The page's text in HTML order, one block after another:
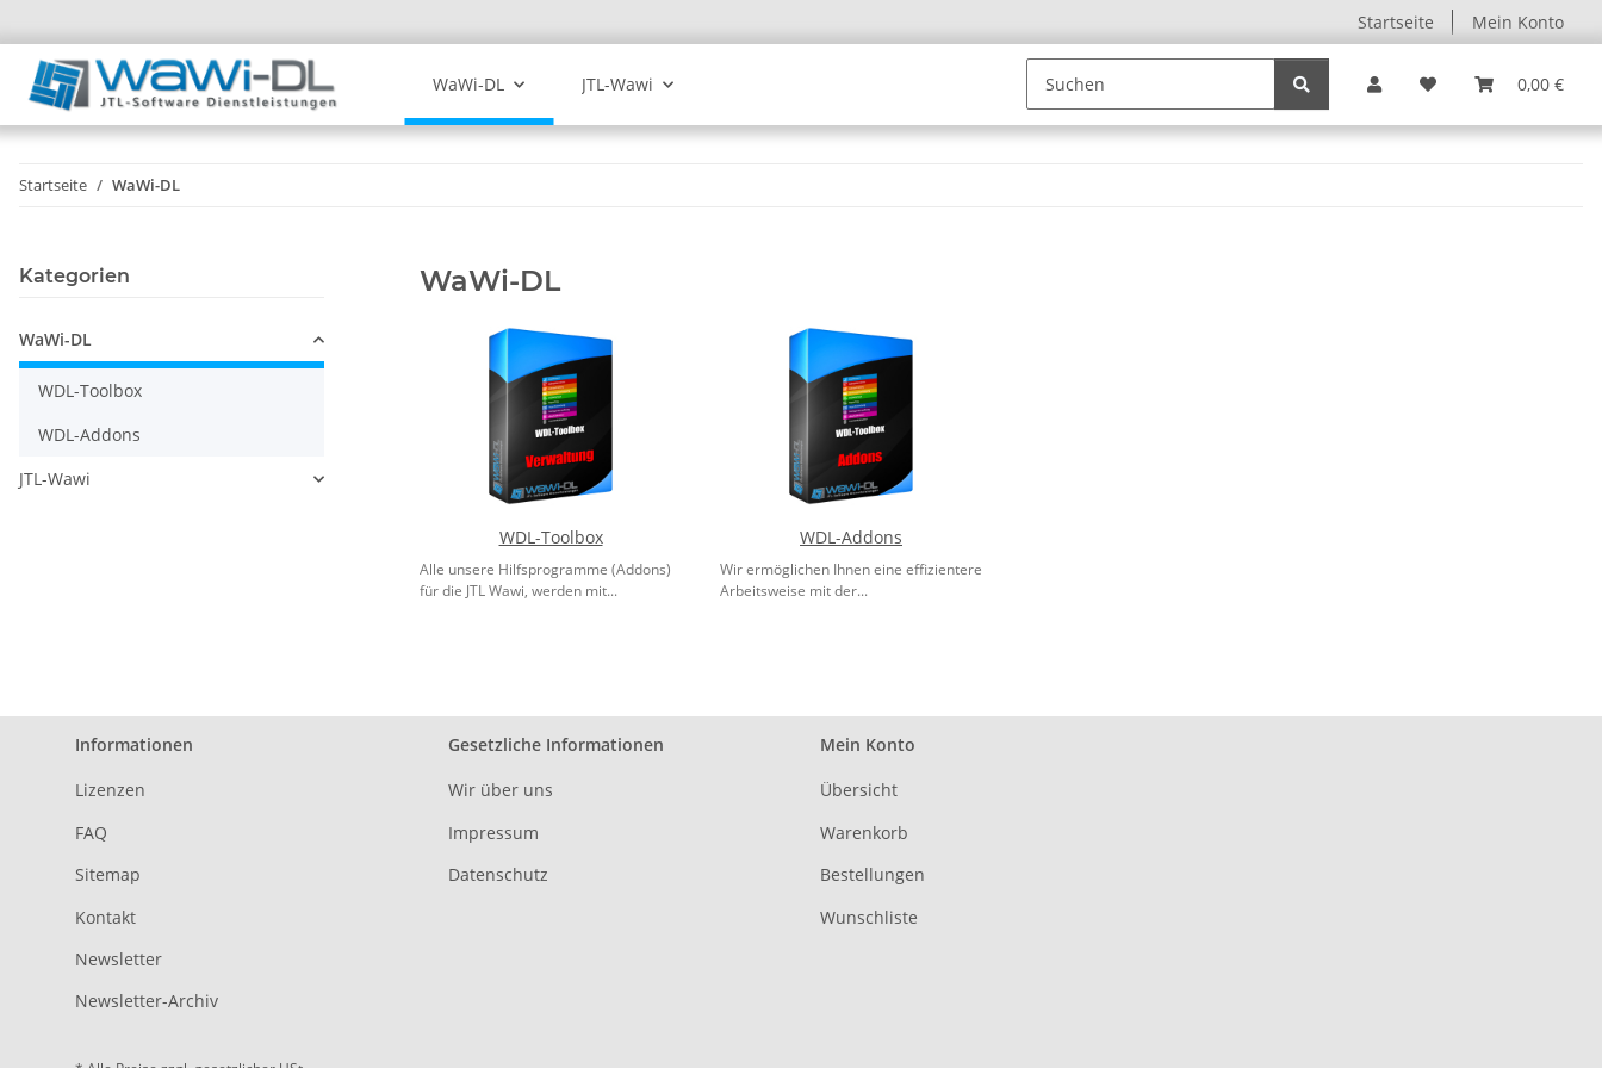
Startseite Mein Konto
0,00 €
WaWi-DL JTL-Wawi
Startseite WaWi-DL
WaWi-DL
WDL-Toolbox
Alle unsere Hilfsprogramme (Addons)
für die JTL Wawi, werden mit...
WDL-Addons
Wir ermöglichen Ihnen eine effizientere
Arbeitsweise mit der...
Kategorien
WaWi-DL
WDL-Toolbox
WDL-Addons
JTL-Wawi
Informationen
Lizenzen
FAQ
Sitemap
Kontakt
Newsletter
Newsletter-Archiv
Gesetzliche Informationen
Wir über uns
Impressum
Datenschutz
Mein Konto
Übersicht
Warenkorb
Bestellungen
Wunschliste